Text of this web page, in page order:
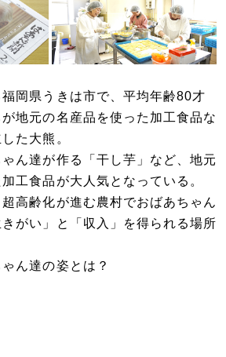
岡県うきは市で、平均年齢80才
地元の名産品を使った加工食品な
た大熊。
ん達が作る「干し芋」など、地元
工食品が大人気となっている。
高齢化が進む農村でおばあちゃん
がい」と「収入」を得られる場所
ん達の姿とは？